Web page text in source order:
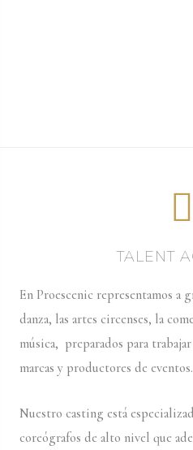
TALENT
En Proescenic representamos a
danza, las artes circenses, la
música, preparados para
marcas y productores de eventos.
Nuestro casting está
coreógrafos de alto nivel que